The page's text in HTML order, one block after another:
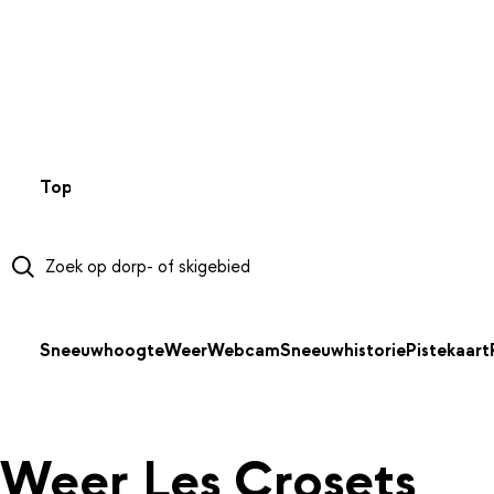
Top 50
SneeuwhoogteWeerWebcamSneeuwhistoriePistekaart